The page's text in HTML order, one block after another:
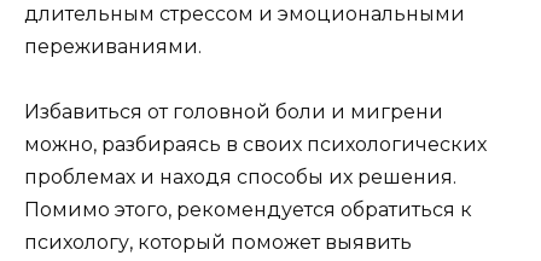
длительным стрессом и эмоциональными
переживаниями.
Избавиться от головной боли и мигрени
можно, разбираясь в своих психологических
проблемах и находя способы их решения.
Помимо этого, рекомендуется обратиться к
психологу, который поможет выявить